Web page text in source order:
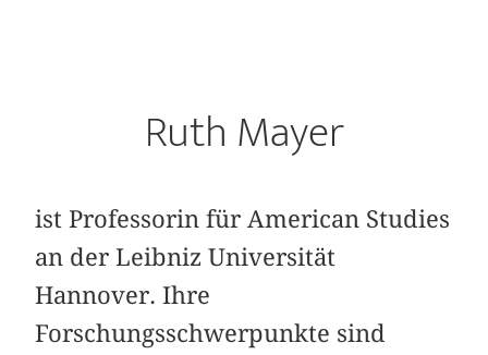
Ruth Mayer
ist Professorin für American Studies
an der Leibniz Universität
Hannover. Ihre
Forschungsschwerpunkte sind